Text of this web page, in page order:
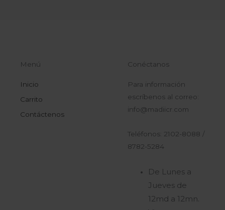
Menú
Inicio
Carrito
Contáctenos
Conéctanos
Para información
escríbenos al correo:
info@madiicr.com
Teléfonos: 2102-8088 /
8782-5284
De Lunes a
Jueves de
12md a 12mn.